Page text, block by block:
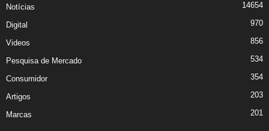
Notícias 14654
Digital 970
Videos 856
Pesquisa de Mercado 534
Consumidor 354
Artigos 203
Marcas 201